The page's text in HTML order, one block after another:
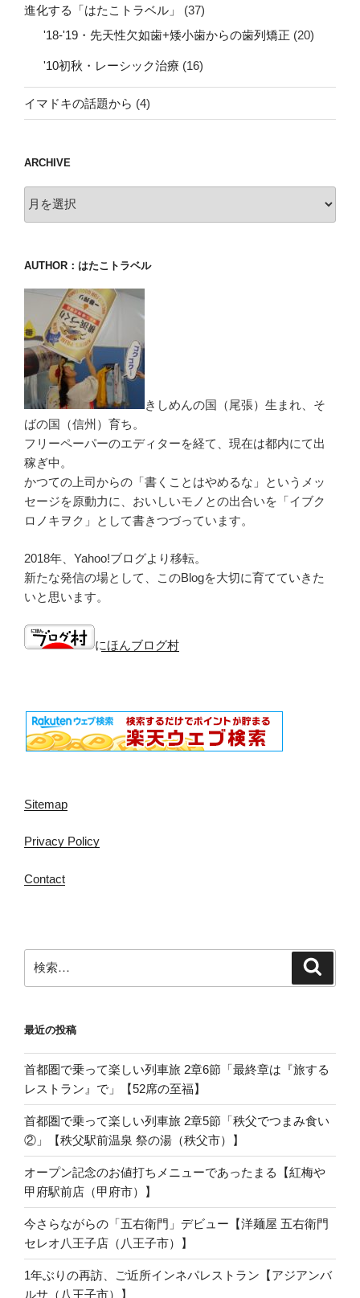
進化する「はたこトラベル」
(37)
'18-'19・先天性欠如歯+矮小歯からの歯列矯正 (20)
'10初秋・レーシック治療 (16)
イマドキの話題から (4)
ARCHIVE
AUTHOR：はたこトラベル
きしめんの国（尾張）生まれ、そ
ばの国（信州）育ち。
フリーペーパーのエディターを経て、現在は都内にて出
稼ぎ中。
かつての上司からの「書くことはやめるな」というメッ
セージを原動力に、おいしいモノとの出合いを「イブク
ロノキヲク」として書きつづっています。
2018年、Yahoo!ブログより移転。
新たな発信の場として、このBlogを大切に育てていきた
いと思います。
にほんブログ村
Sitemap
Privacy Policy
Contact
索:
最近の投稿
首都圏で乗って楽しい列車旅 2章6節「最終章は『旅する
レストラン』で」【52席の至福】
首都圏で乗って楽しい列車旅 2章5節「秩父でつまみ食い
②」【秩父駅前温泉 祭の湯（秩父市）】
オープン記念のお値打ちメニューであったまる【紅梅や
甲府駅前店（甲府市）】
今さらながらの「五右衛門」デビュー【洋麺屋 五右衛門
セレオ八王子店（八王子市）】
1年ぶりの再訪、ご近所インネパレストラン【アジアンバ
ルサ（八王子市）】